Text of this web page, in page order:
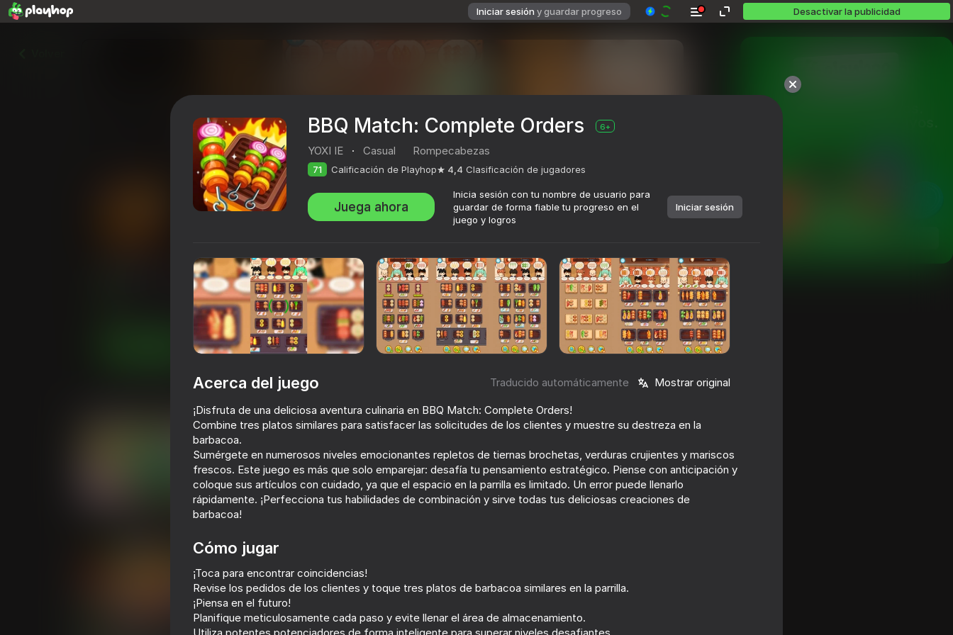
Iniciar sesión y guardar progreso Desactivar la publicidad
Más de 10,000 juegos.
BBQ Match: Complete Orders
Calificación de Playhop 4,4 Clasificación de jugadores 6+
Rompecabezas YOXI IE
Yarn Weaving: Duck Sort
Screw Sort & Match: Rescue
81 84
72 86
BBQ Match: Complete Orders 6+
YOXI IE · Casual Rompecabezas
71 Calificación de Playhop 4,4 Clasificación de jugadores
Juega ahora
Inicia sesión con tu nombre de usuario para
guardar de forma fiable tu progreso en el
juego y logros
Iniciar sesión
Acerca del juego Traducido automáticamente Mostrar original
¡Disfruta de una deliciosa aventura culinaria en BBQ Match: Complete Orders!
Combine tres platos similares para satisfacer las solicitudes de los clientes y muestre su destreza en la
barbacoa.
Sumérgete en numerosos niveles emocionantes repletos de tiernas brochetas, verduras crujientes y mariscos
frescos. Este juego es más que solo emparejar: desafía tu pensamiento estratégico. Piense con anticipación y
coloque sus artículos con cuidado, ya que el espacio en la parrilla es limitado. Un error puede llenarlo
rápidamente. ¡Perfecciona tus habilidades de combinación y sirve todas tus deliciosas creaciones de
barbacoa!
Cómo jugar
¡Toca para encontrar coincidencias!
Revise los pedidos de los clientes y toque tres platos de barbacoa similares en la parrilla.
¡Piensa en el futuro!
Planifique meticulosamente cada paso y evite llenar el área de almacenamiento.